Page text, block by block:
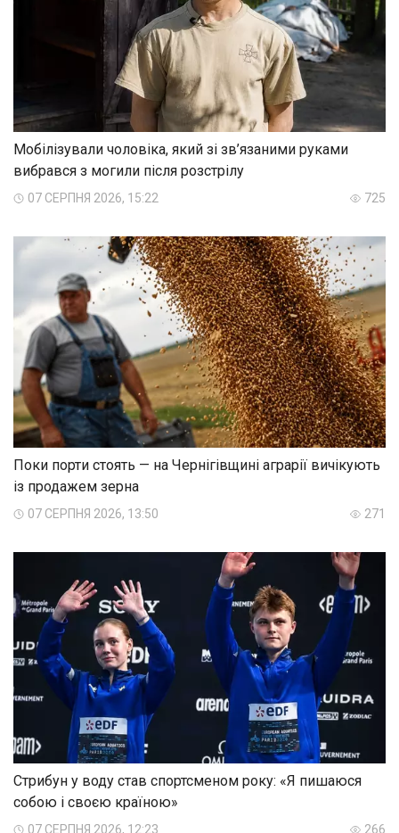
Мобілізували чоловіка, який зі зв’язаними руками
вибрався з могили після розстрілу
07 СЕРПНЯ 2026, 15:22 725
Поки порти стоять — на Чернігівщині аграрії вичікують
із продажем зерна
07 СЕРПНЯ 2026, 13:50 271
Стрибун у воду став спортсменом року: «Я пишаюся
собою і своєю країною»
07 СЕРПНЯ 2026, 12:23 266